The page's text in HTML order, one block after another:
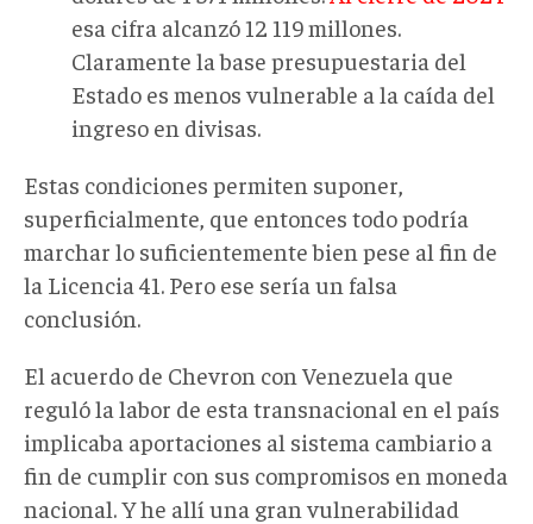
esa cifra alcanzó 12 119 millones.
Claramente la base presupuestaria del
Estado es menos vulnerable a la caída del
ingreso en divisas.
Estas condiciones permiten suponer,
superficialmente, que entonces todo podría
marchar lo suficientemente bien pese al fin de
la Licencia 41. Pero ese sería un falsa
conclusión.
El acuerdo de Chevron con Venezuela que
reguló la labor de esta transnacional en el país
implicaba aportaciones al sistema cambiario a
fin de cumplir con sus compromisos en moneda
nacional. Y he allí una gran vulnerabilidad